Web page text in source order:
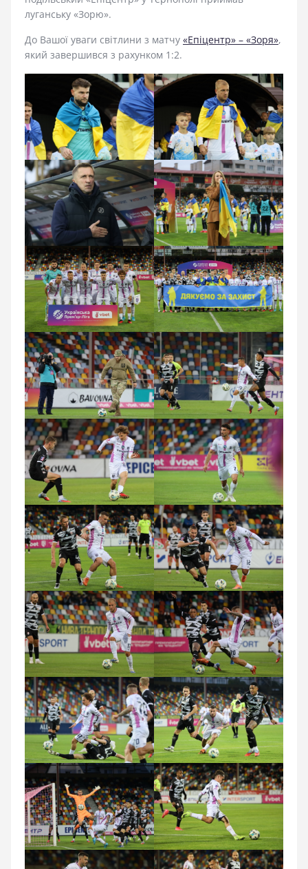
луганську «Зорю».
До Вашої уваги світлини з матчу «Епіцентр» – «Зоря»,
який завершився з рахунком 1:2.